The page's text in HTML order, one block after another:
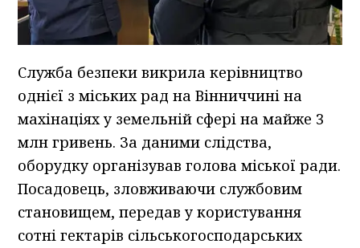
Служба безпеки викрила керівництво
однієї з міських рад на Вінниччині на
махінаціях у земельній сфері на майже 3
млн гривень. За даними слідства,
оборудку організував голова міської ради.
Посадовець, зловживаючи службовим
становищем, передав у користування
сотні гектарів сільськогосподарських